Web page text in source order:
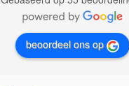
beoordeel ons op